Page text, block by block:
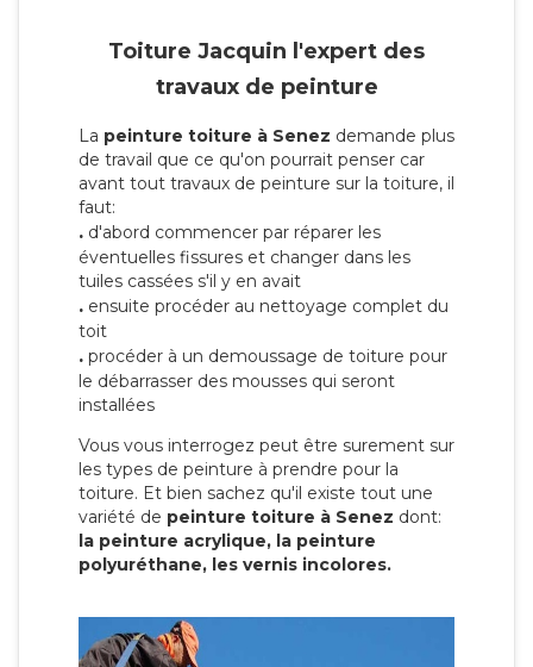
Toiture Jacquin l'expert des
travaux de peinture
La peinture toiture à Senez demande plus
de travail que ce qu'on pourrait penser car
avant tout travaux de peinture sur la toiture, il
faut:
. d'abord commencer par réparer les
éventuelles fissures et changer dans les
tuiles cassées s'il y en avait
. ensuite procéder au nettoyage complet du
toit
. procéder à un demoussage de toiture pour
le débarrasser des mousses qui seront
installées
Vous vous interrogez peut être surement sur
les types de peinture à prendre pour la
toiture. Et bien sachez qu'il existe tout une
variété de peinture toiture à Senez dont:
la peinture acrylique, la peinture
polyuréthane, les vernis incolores.